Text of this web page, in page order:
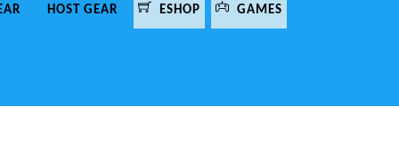
HOST GEAR ESHOP GAMES